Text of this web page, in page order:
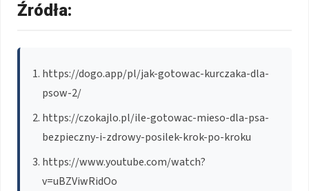
Źródła:
https://dogo.app/pl/jak-gotowac-kurczaka-dla-
psow-2/
https://czokajlo.pl/ile-gotowac-mieso-dla-psa-
bezpieczny-i-zdrowy-posilek-krok-po-kroku
https://www.youtube.com/watch?
v=uBZViwRidOo